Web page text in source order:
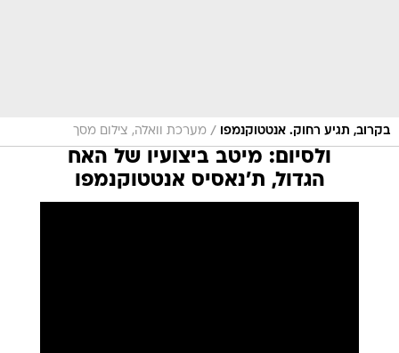
בקרוב, תגיע רחוק. אנטטוקנמפו / מערכת וואלה, צילום מסך
ולסיום: מיטב ביצועיו של האח
הגדול, ת'נאסיס אנטטוקנמפו